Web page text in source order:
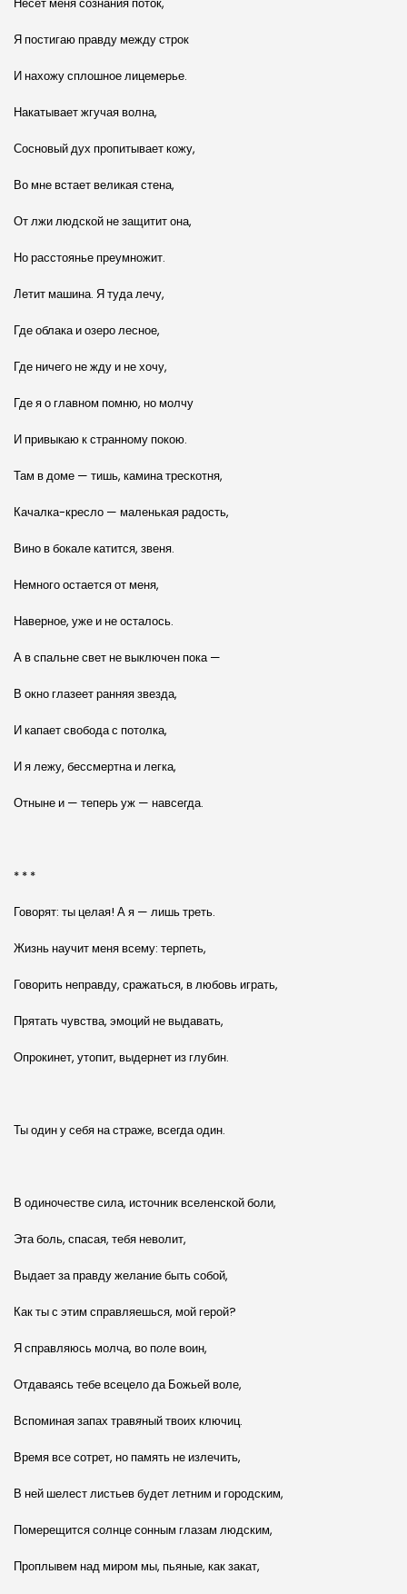
Я постигаю правду между строк
И нахожу сплошное лицемерье.
Накатывает жгучая волна,
Сосновый дух пропитывает кожу,
Во мне встает великая стена,
От лжи людской не защитит она,
Но расстоянье преумножит.
Летит машина. Я туда лечу,
Где облака и озеро лесное,
Где ничего не жду и не хочу,
Где я о главном помню, но молчу
И привыкаю к странному покою.
Там в доме — тишь, камина трескотня,
Качалка-кресло — маленькая радость,
Вино в бокале катится, звеня.
Немного остается от меня,
Наверное, уже и не осталось.
А в спальне свет не выключен пока —
В окно глазеет ранняя звезда,
И капает свобода с потолка,
И я лежу, бессмертна и легка,
Отныне и — теперь уж — навсегда.
* * *
Говорят: ты целая! А я — лишь треть.
Жизнь научит меня всему: терпеть,
Говорить неправду, сражаться, в любовь играть,
Прятать чувства, эмоций не выдавать,
Опрокинет, утопит, выдернет из глубин.
Ты один у себя на страже, всегда один.
В одиночестве сила, источник вселенской боли,
Эта боль, спасая, тебя неволит,
Выдает за правду желание быть собой,
Как ты с этим справляешься, мой герой?
Я справляюсь молча, во поле воин,
Отдаваясь тебе всецело да Божьей воле,
Вспоминая запах травяный твоих ключиц.
Время все сотрет, но память не излечить,
В ней шелест листьев будет летним и городским,
Померещится солнце сонным глазам людским,
Проплывем над миром мы, пьяные, как закат,